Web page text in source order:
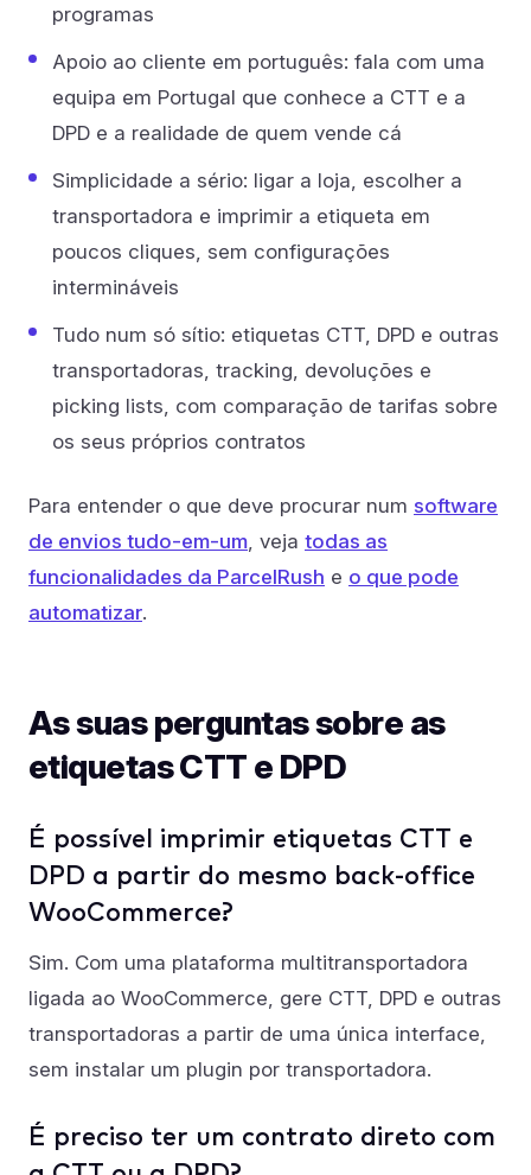
programas
Apoio ao cliente em português: fala com uma
equipa em Portugal que conhece a CTT e a
DPD e a realidade de quem vende cá
Simplicidade a sério: ligar a loja, escolher a
transportadora e imprimir a etiqueta em
poucos cliques, sem configurações
intermináveis
Tudo num só sítio: etiquetas CTT, DPD e outras
transportadoras, tracking, devoluções e
picking lists, com comparação de tarifas sobre
os seus próprios contratos
Para entender o que deve procurar num software
de envios tudo-em-um , veja todas as
funcionalidades da ParcelRush e o que pode
automatizar.
As suas perguntas sobre as
etiquetas CTT e DPD
É possível imprimir etiquetas CTT e
DPD a partir do mesmo back-office
WooCommerce?
Sim. Com uma plataforma multitransportadora
ligada ao WooCommerce, gere CTT, DPD e outras
transportadoras a partir de uma única interface,
sem instalar um plugin por transportadora.
É preciso ter um contrato direto com